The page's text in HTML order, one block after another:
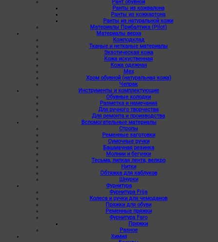
Рант обувной
Ранты из кожвалона
Ранты из кожкартона
Ранты из натуральной кожи
Материалы Прибалтика (Pilot)
Материалы верха
Кожподклад
Тканые и нетканые материалы
Экзотическая кожа
Кожа искуственная
Кожа одежная
Мех
Хром обувной (натуральная кожа)
Чепрак
Инструменты и комплектующие
Обувные колодки
Разметка и намечания
Для ручного творчества
Для ремонта и производства
Вспомогательные материалы
Стропы
Ременные заготовки
Сумочные ручки
Башмачная резинка
Молнии и бегунки
Тесьма, липкая лента, велкро
Нитки
Обтяжка для каблуков
Шнурки
Фурнитура
Фурнитура Frija
Колеса и ручки для чемоданов
Пряжки для обуви
Ременные пряжки
Фурнитура Faro
Пряжки
Разное
Химия